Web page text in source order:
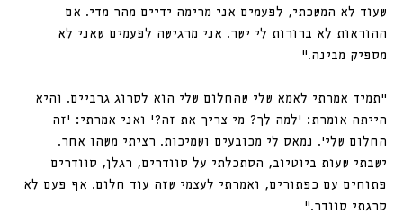
שעוד לא המשכתי, לפעמים אני מרימה ידיים מהר מדי. אם
ההוראות לא ברורות לי ישר. אני מרגישה לפעמים שאני לא
מספיק מבינה.”
“תמיד אמרתי לאמא שלי שהחלום שלי הוא לסרוג גרביים. והיא
הייתה אומרת: ‘למה לך? מי צריך את זה?’ ואני אמרתי: ‘זה
החלום שלי’. נמאס לי מכובעים ושמיכות. רציתי משהו אחר.
ישבתי שעות ביוטיוב, הסתכלתי על סוודרים, רגלן, סוודרים
פתוחים עם כפתורים, ואמרתי לעצמי שזה עוד חלום. אף פעם לא
סרגתי סוודר.”